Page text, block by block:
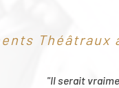
Théâtraux
"Il serait